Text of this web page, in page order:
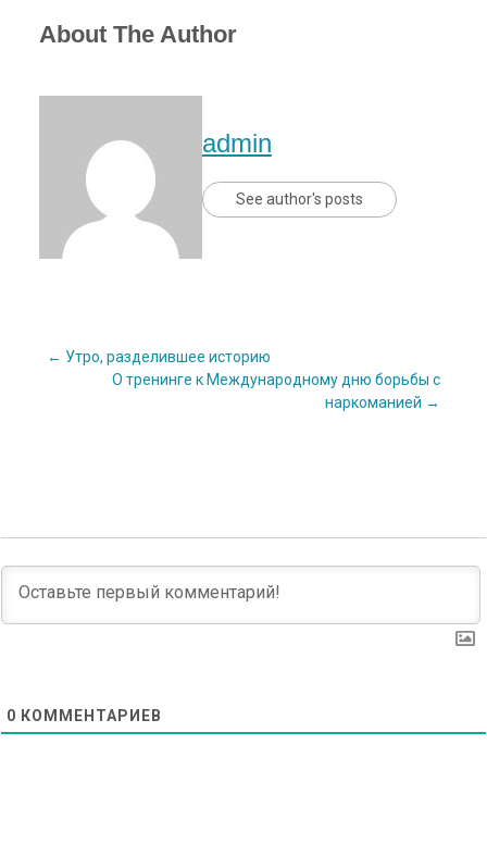
About The Author
admin
See author's posts
Post
← Утро, разделившее историю
О тренинге к Международному дню борьбы с
наркоманией →
0 КОММЕНТАРИЕВ